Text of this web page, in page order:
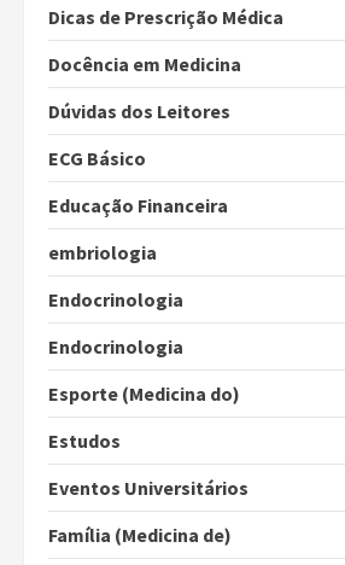
Dicas de Prescrição Médica
Docência em Medicina
Dúvidas dos Leitores
ECG Básico
Educação Financeira
embriologia
Endocrinologia
Endocrinologia
Esporte (Medicina do)
Estudos
Eventos Universitários
Família (Medicina de)